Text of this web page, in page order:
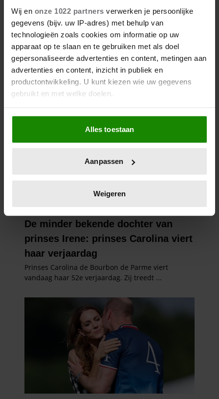
Wij en onze 1022 partners verwerken je persoonlijke
gegevens (bijv. uw IP-adres) met behulp van
technologieën zoals cookies om informatie op uw
apparaat op te slaan en te gebruiken met als doel
gepersonaliseerde advertenties en content, metingen aan
advertenties en content, inzicht in publiek en
productontwikkeling. U kunt kiezen wie uw gegevens
gebruikt en met welke doelen.
Als u het toestaat, willen we ook graag:
Informatie verzamelen over uw geografische
locatie, die tot een paar meter nauwkeurig kan zijn
scannen op specifieke eigenschappen (fingerprinting)
verwerkt en stel uw voorkeuren in het
intrekken in de Cookieverklaring.
We gebruiken cookies om content en advertenties te
personaliseren, om functies voor social media te bieden
informatie over uw gebruik van onze site met onze
partners kunnen deze gegevens combineren met andere
informatie die u aan ze heeft verstrekt of die ze hebben
verzameld op basis van uw gebruik van hun services. U
gaat akkoord met onze cookies als u onze website blijft
Alles toestaan
Aanpassen
Weigeren